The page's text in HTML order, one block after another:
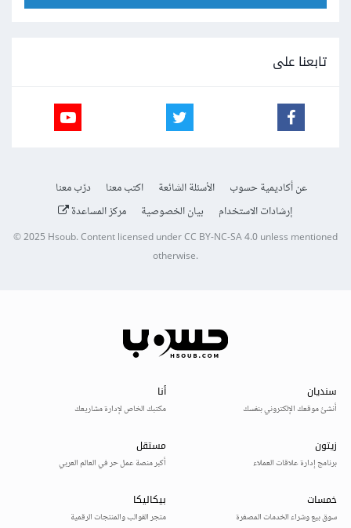
تابعنا على
عن أكاديمية حسوب الأسئلة الشائعة اكتب معنا
درّب معنا
إرشادات الاستخدام
بيان الخصوصية مركز المساعدة
© 2025Hsoub.Content licensed underCC BY-NC-SA 4.0unless mentioned
otherwise.